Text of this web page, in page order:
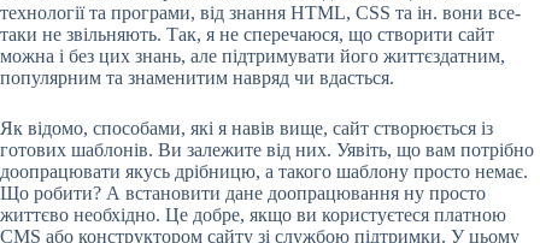
технології та програми, від знання HTML, CSS та ін. вони все-
таки не звільняють. Так, я не сперечаюся, що створити сайт
можна і без цих знань, але підтримувати його життєздатним,
популярним та знаменитим навряд чи вдасться.
Як відомо, способами, які я навів вище, сайт створюється із
готових шаблонів. Ви залежите від них. Уявіть, що вам потрібно
доопрацювати якусь дрібницю, а такого шаблону просто немає.
Що робити? А встановити дане доопрацювання ну просто
життєво необхідно. Це добре, якщо ви користуєтеся платною
CMS або конструктором сайту зі службою підтримки. У цьому